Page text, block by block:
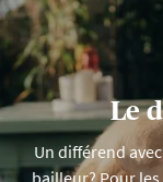
Le
Un différend
bailleur? Pour